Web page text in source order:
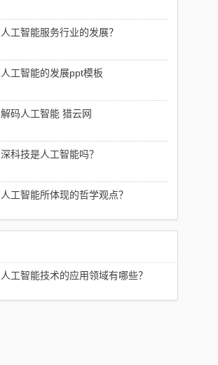
人工智能服务行业的发展？
人工智能的发展ppt模板
解码人工智能 猎云网
深科技是人工智能吗？
人工智能所体现的哲学观点？
人工智能技术的应用领域有哪些？